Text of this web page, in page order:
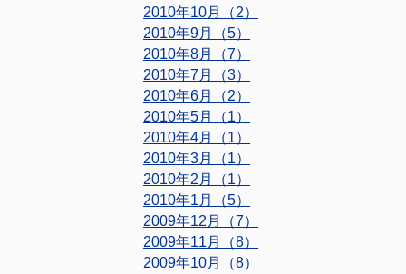
2010年10月（2）
2010年9月（5）
2010年8月（7）
2010年7月（3）
2010年6月（2）
2010年5月（1）
2010年4月（1）
2010年3月（1）
2010年2月（1）
2010年1月（5）
2009年12月（7）
2009年11月（8）
2009年10月（8）